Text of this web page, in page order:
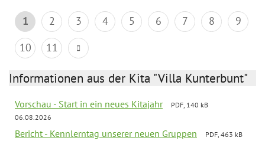
1 2 3 4 5 6 7 8
9
10
11
Informationen aus der Kita "Villa Kunterbunt"
Vorschau - Start in ein neues Kitajahr
PDF, 140 kB
06.08.2026
Bericht - Kennlerntag unserer neuen Gruppen
PDF, 463 kB